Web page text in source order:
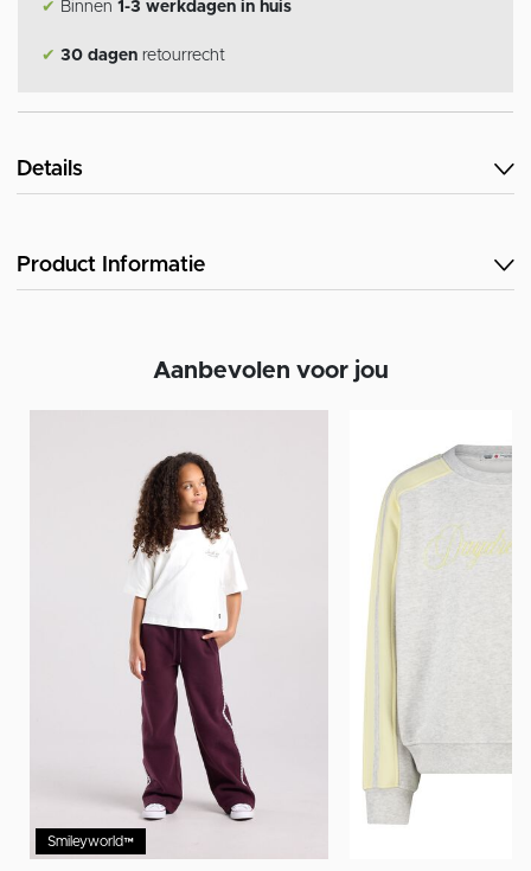
✔ Binnen 1-3 werkdagen in huis
✔ 30 dagen retourrecht
Details
Product Informatie
Aanbevolen voor jou
Smileyworld™